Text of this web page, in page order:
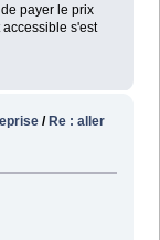
payer le prix
s'est
/ Re : aller